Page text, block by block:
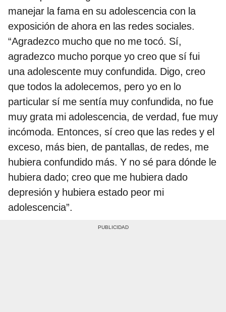
manejar la fama en su adolescencia con la
exposición de ahora en las redes sociales.
“Agradezco mucho que no me tocó. Sí,
agradezco mucho porque yo creo que sí fui
una adolescente muy confundida. Digo, creo
que todos la adolecemos, pero yo en lo
particular sí me sentía muy confundida, no fue
muy grata mi adolescencia, de verdad, fue muy
incómoda. Entonces, sí creo que las redes y el
exceso, más bien, de pantallas, de redes, me
hubiera confundido más. Y no sé para dónde le
hubiera dado; creo que me hubiera dado
depresión y hubiera estado peor mi
adolescencia”.